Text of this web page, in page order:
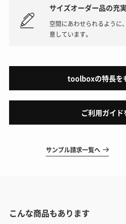
サイズオーダー品の充
空間にあわせられるように
意しています。
toolboxの特長を
ご利用ガイド
サンプル請求一覧へ
こんな商品もあります